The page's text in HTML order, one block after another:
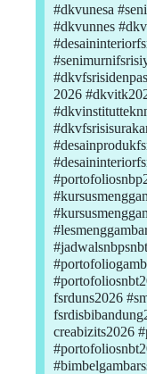
#dkvunesa
#dkvunnes
2026
fsrduns2026
creabizits2026